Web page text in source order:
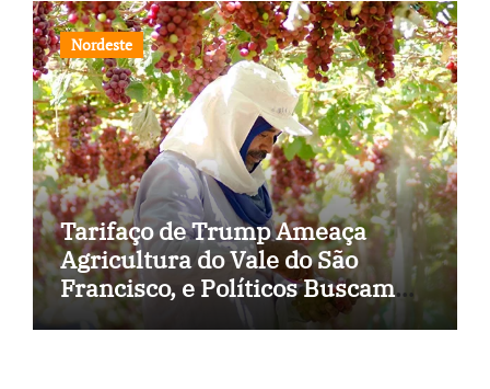
Nordeste
Tarifaço de Trump Ameaça
Agricultura do Vale do São
Francisco, e Políticos Buscam
Soluções